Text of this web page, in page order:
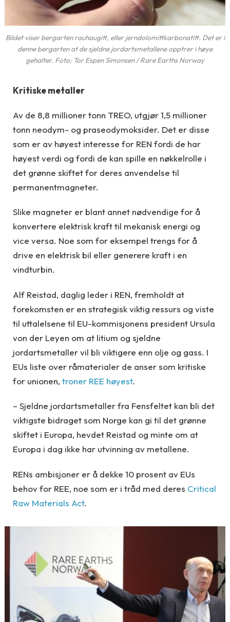
Bildet viser bergarten rauhaugitt, eller jerndolomittkarbonatitt. Det er i
denne bergarten at de sjeldne jordartsmetallene opptrer i høye
gehalter. Foto: Tor Espen Simonsen / Rare Earths Norway
Kritiske metaller
Av de 8,8 millioner tonn TREO, utgjør 1,5 millioner
tonn neodym- og praseodymoksider. Det er disse
som er av høyest interesse for REN fordi de har
høyest verdi og fordi de kan spille en nøkkelrolle i
det grønne skiftet for deres anvendelse til
permanentmagneter.
Slike magneter er blant annet nødvendige for å
konvertere elektrisk kraft til mekanisk energi og
vice versa. Noe som for eksempel trengs for å
drive en elektrisk bil eller generere kraft i en
vindturbin.
Alf Reistad, daglig leder i REN, fremholdt at
forekomsten er en strategisk viktig ressurs og viste
til uttalelsene til EU-kommisjonens president Ursula
von der Leyen om at litium og sjeldne
jordartsmetaller vil bli viktigere enn olje og gass. I
EUs liste over råmaterialer de anser som kritiske
for unionen, troner REE høyest.
– Sjeldne jordartsmetaller fra Fensfeltet kan bli det
viktigste bidraget som Norge kan gi til det grønne
skiftet i Europa, hevdet Reistad og minte om at
Europa i dag ikke har utvinning av metallene.
RENs ambisjoner er å dekke 10 prosent av EUs
behov for REE, noe som er i tråd med deres Critical
Raw Materials Act.